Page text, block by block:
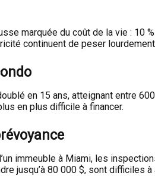
marquée du coût de la vie : 10
continuent de peser
en 15 ans, atteignant entre
en plus difficile à financer.
immeuble à Miami, les
jusqu’à 80 000 $, sont difficiles